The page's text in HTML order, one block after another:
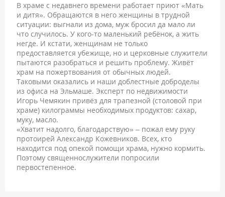
В храме с недавнего времени работает приют «Мать
и дитя». Обращаются в него женщины в трудной
ситуации: выгнали из дома, муж бросил да мало ли
что случилось. У кого-то маленький ребёнок, а жить
негде. И кстати, женщинам не только
предоставляется убежище, но и церковные служители
пытаются разобраться и решить проблему. Живёт
храм на пожертвования от обычных людей.
Таковыми оказались и наши доблестные доброделы
из офиса на Эльмаше. Эксперт по недвижимости
Игорь Чемякин привёз для трапезной (столовой при
храме) килограммы необходимых продуктов: сахар,
муку, масло.
«Хватит надолго, благодарствую» – пожал ему руку
протоирей Александр Кожевников. Всех, кто
находится под опекой помощи храма, нужно кормить.
Поэтому священнослужители попросили
первостепенное.